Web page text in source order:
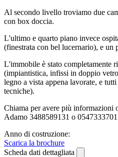
Al secondo livello troviamo due
con box doccia.
L'ultimo e quarto piano invece
(finestrata con bel lucernario), e un
L'immobile è stato completamente
(impiantistica, infissi in doppio
legno a vista appena lavorate, e
tecniche).
Chiama per avere più informazioni
Adamo 3488589131 o
Anno di costruzione:
Scarica la brochure
Scheda dati dettagliata